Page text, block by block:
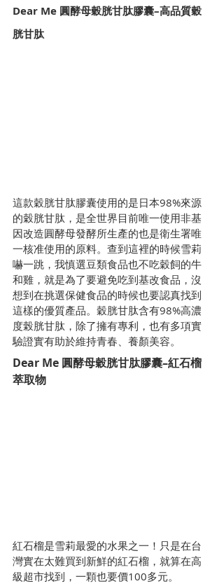
Dear Me 圓酵母穀胱甘肽膠囊–高品質穀
胱甘肽
這款穀胱甘肽膠囊使用的是日本98%來源
的穀胱甘肽，是全世界目前唯一使用非基
因改造圓酵母發酵所生產的也是衛生署唯
一核准使用的原料。查到這裡的時候雪莉
嚇一跳，我慎選豆類食品也不吃穀飼的牛
和雞，就是為了要避免吃到基改食品，沒
想到在挑選保健食品的時候也要認真找到
這樣的優質產品。穀胱甘肽含有98%高濃
度榖胱甘肽，除了擁有專利，也有多項實
驗證實有助於維持青春、養顏美容。
Dear Me 圓酵母穀胱甘肽膠囊–紅石榴
萃取物
紅石榴是雪莉最愛的水果之一！只是在台
灣實在太難買到新鮮的紅石榴，就算在高
級超市找到，一顆也要價100多元。